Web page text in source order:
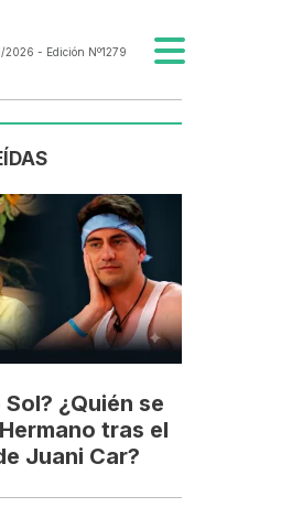
2026 - Edición Nº1279
¿Quién se
tras el
Juani Car?